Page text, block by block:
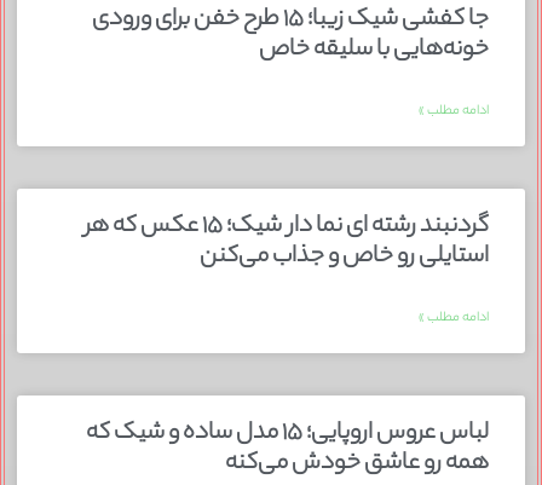
جا کفشی شیک زیبا؛ ۱۵ طرح خفن برای ورودی
خونه‌هایی با سلیقه خاص
ادامه مطلب »
گردنبند رشته ای نما دار شیک؛ ۱۵ عکس که هر
استایلی رو خاص و جذاب می‌کنن
ادامه مطلب »
لباس عروس اروپایی؛ ۱۵ مدل ساده و شیک که
همه رو عاشق خودش می‌کنه